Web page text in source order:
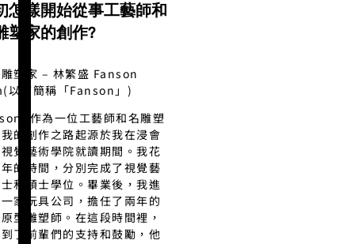
怎樣開始從事工藝師和
塑家的創作?
塑家 – 林繁盛 Fanson
以下簡稱「Fanson」)
作為一位工藝師和名雕塑
的創作之路起源於我在浸會
覺藝術學院就讀期間。我花
的時間，分別完成了視覺藝
和碩士學位。畢業後，我進
家玩具公司，擔任了兩年的
型雕塑師。在這段時間裡，
了前輩們的支持和鼓勵，他